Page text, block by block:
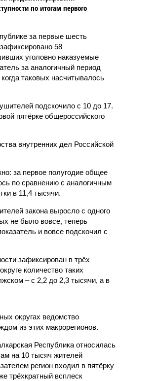
по итогам первого
за первые шесть
58
уголовно наказуемые
за аналогичный период
таковых насчитывалось
подскочило с 10 до 17.
пятёрке общероссийского
внутренних дел Российской
за первое полугодие общее
по сравнению с аналогичным
в 11,4 тысячи.
закона выросло с одного
не было вовсе, теперь
и вовсе подскочил с
зафиксирован в трёх
количество таких
– с 2,2 до 2,3 тысячи, а в
округах ведомство
из этих макрорегионов.
Республика относилась
на 10 тысяч жителей
регион входил в пятёрку
трёхкратный всплеск